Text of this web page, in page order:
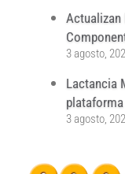
Actualizan
3 agosto,
Lactancia
3 agosto,